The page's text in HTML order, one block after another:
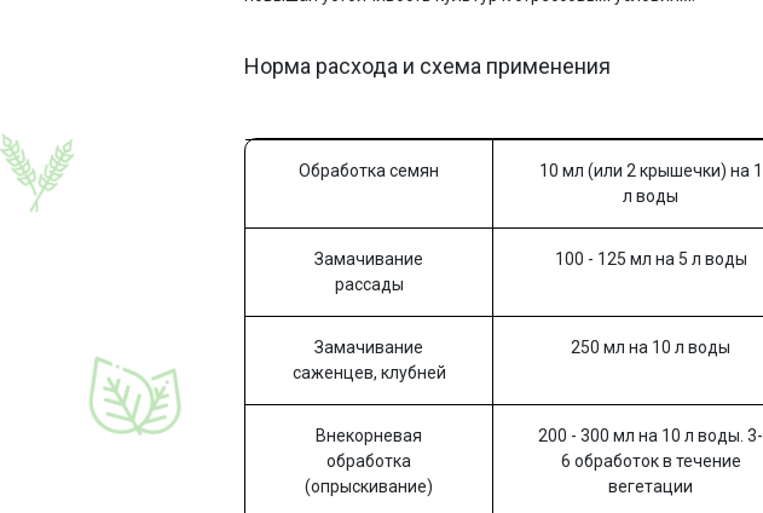
Норма расхода и схема применения
Обработка семян
10 мл (или 2 крышечки) на 1
л воды
Замачивание
рассады
100 - 125 мл на 5 л воды
Замачивание
саженцев, клубней
250 мл на 10 л воды
Внекорневая
обработка
(опрыскивание)
200 - 300 мл на 10 л воды. 3-
6 обработок в течение
вегетации